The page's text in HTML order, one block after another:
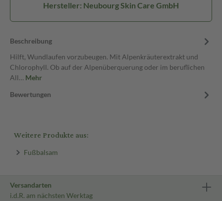
Hersteller: Neubourg Skin Care GmbH
Beschreibung
Hilft, Wundlaufen vorzubeugen. Mit Alpenkräuterextrakt und
Chlorophyll. Ob auf der Alpenüberquerung oder im beruflichen
All… Mehr
Bewertungen
Weitere Produkte aus:
Fußbalsam
Versandarten
i.d.R. am nächsten Werktag